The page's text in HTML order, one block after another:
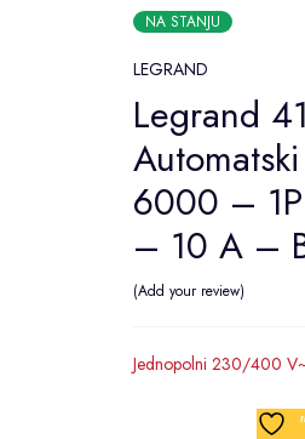
NA STANJU
LEGRAND
Legrand
6000 –
– 10 A –
Add your review
Jednopolni 230/400